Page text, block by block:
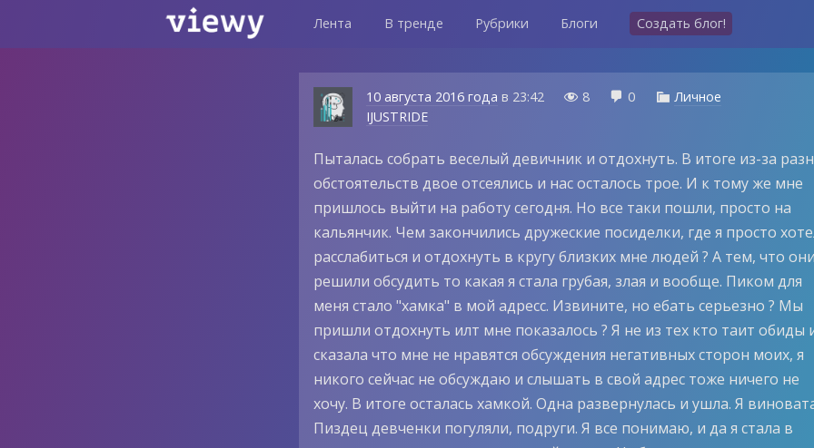
Лента В тренде Рубрики Блоги Создать блог!
10 августа 2016 года в 23:42  8  0  Личное
IJUSTRIDE
Пыталась собрать веселый девичник и отдохнуть. В итоге из-за
обстоятельств двое отсеялись и нас осталось трое. И к тому же мне
пришлось выйти на работу сегодня. Но все таки пошли, просто на
кальянчик. Чем закончились дружеские посиделки, где я просто
расслабиться и отдохнуть в кругу близких мне людей ? А тем, что
решили обсудить то какая я стала грубая, злая и вообще. Пиком для
меня стало "хамка" в мой адресс. Извините, но ебать серьезно ? Мы
пришли отдохнуть илт мне показалось ? Я не из тех кто таит обиды
сказала что мне не нравятся обсуждения негативных сторон моих, я
никого сейчас не обсуждаю и слышать в свой адрес тоже ничего не
хочу. В итоге осталась хамкой. Одна развернулась и ушла. Я
Пиздец девченки погуляли, подруги. Я все понимаю, и да я стала в